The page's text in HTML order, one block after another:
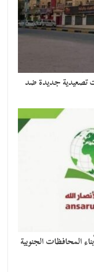
تصعيدية جديدة ضد
المحافظات الجنوبية